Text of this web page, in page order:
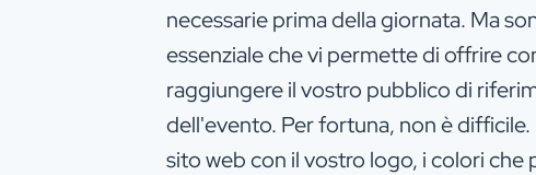
necessarie prima della giornata. Ma
essenziale che vi permette di offrire
raggiungere il vostro pubblico di
dell'evento. Per fortuna, non è difficile.
sito web con il vostro logo, i colori